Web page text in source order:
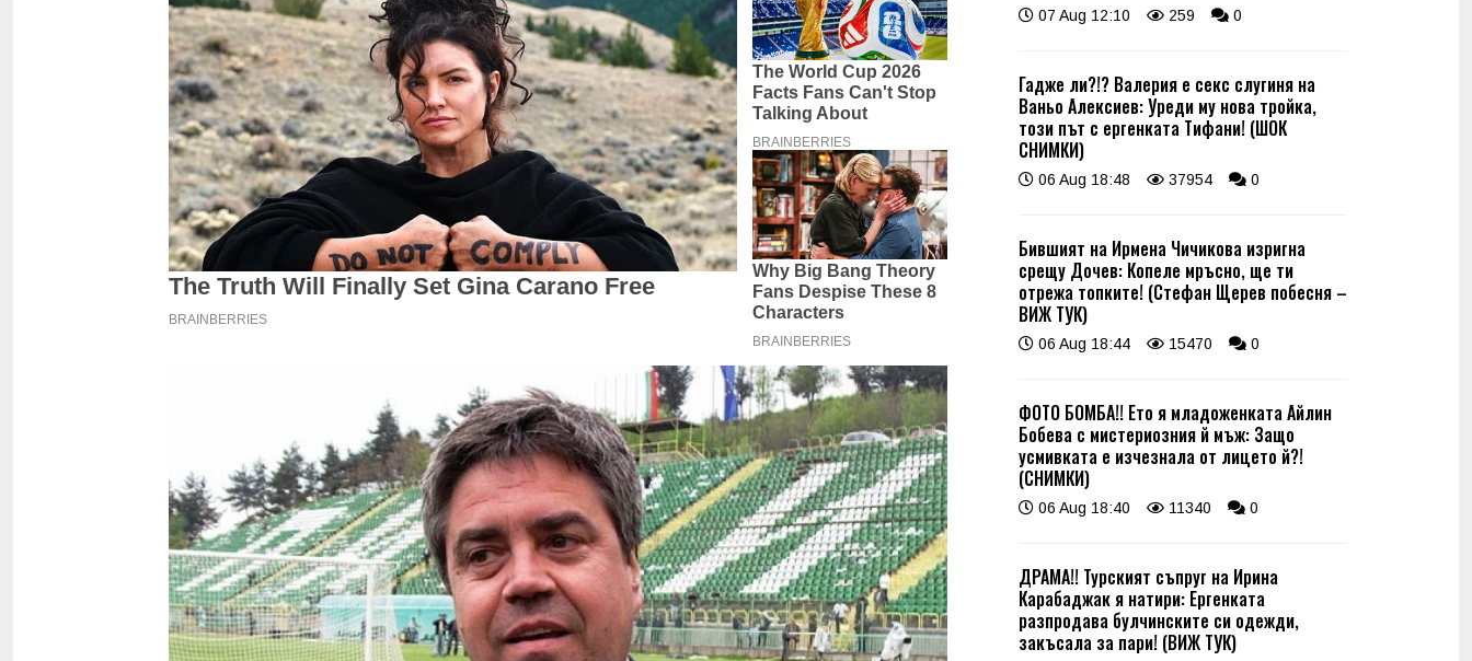
07 Aug 12:10 259 0
Гадже ли?!? Валерия е секс слугиня на
Ваньо Алексиев: Уреди му нова тройка,
този път с ергенката Тифани! (ШОК
СНИМКИ)
06 Aug 18:48 37954 0
Бившият на Ирмена Чичикова изригна
срещу Дочев: Копеле мръсно, ще ти
отрежа топките! (Стефан Щерев побесня –
ВИЖ ТУК)
06 Aug 18:44 15470 0
ФОТО БОМБА!! Ето я младоженката Айлин
Бобева с мистериозния й мъж: Защо
усмивката е изчезнала от лицето й?!
(СНИМКИ)
06 Aug 18:40 11340 0
ДРАМА!! Турският съпруг на Ирина
Карабаджак я натири: Ергенката
разпродава булчинските си одежди,
закъсала за пари! (ВИЖ ТУК)